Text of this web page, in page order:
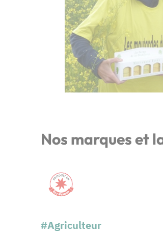
Nos marques et
#Agriculteur